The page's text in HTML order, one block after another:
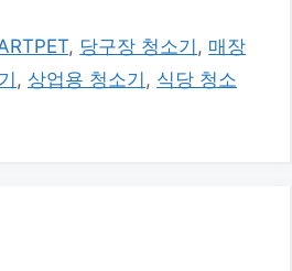
, 당구장 청소기 , 매장
, 상업용 청소기 , 식당 청소